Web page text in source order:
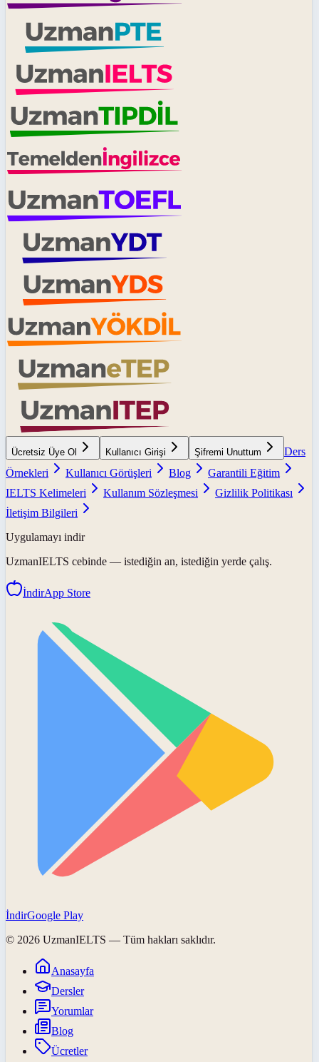
Ücretsiz Üye Ol Kullanıcı Girişi Şifremi Unuttum
Ders
Örnekleri
Kullanıcı Görüşleri Blog
Garantili Eğitim
IELTS Kelimeleri
Kullanım Sözleşmesi
Gizlilik Politikası
İletişim Bilgileri
Uygulamayı indir
UzmanIELTS cebinde — istediğin an, istediğin yerde çalış.
İndirApp Store
İndirGoogle Play
© 2026 UzmanIELTS — Tüm hakları saklıdır.
Anasayfa
Dersler
Yorumlar
Blog
Ücretler